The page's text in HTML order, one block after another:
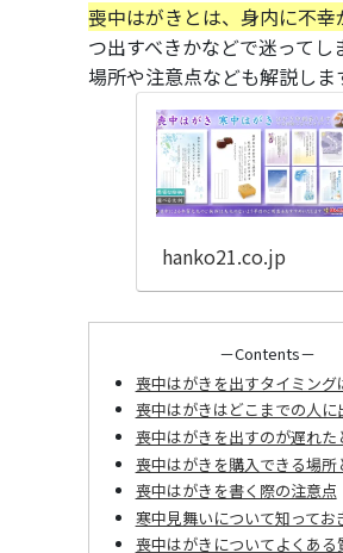
喪中はがきとは、身内に不
つ出すべきかなどで迷って
場所や注意点なども解説しま
hanko21.co.jp
－Contents－
喪中はがきを出すタイミング
喪中はがきはどこまでの人に
喪中はがきを出すのが遅れた
喪中はがきを購入できる場所
喪中はがきを書く際の注意点
寒中見舞いについて知ってお
喪中はがきについてよくある